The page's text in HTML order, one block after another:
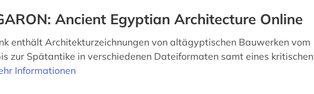
Ancient Egyptian Architecture Online
enthält Architekturzeichnungen von altägyptischen Bauwerken vom
zur Spätantike in verschiedenen Dateiformaten samt eines kritischen
Informationen